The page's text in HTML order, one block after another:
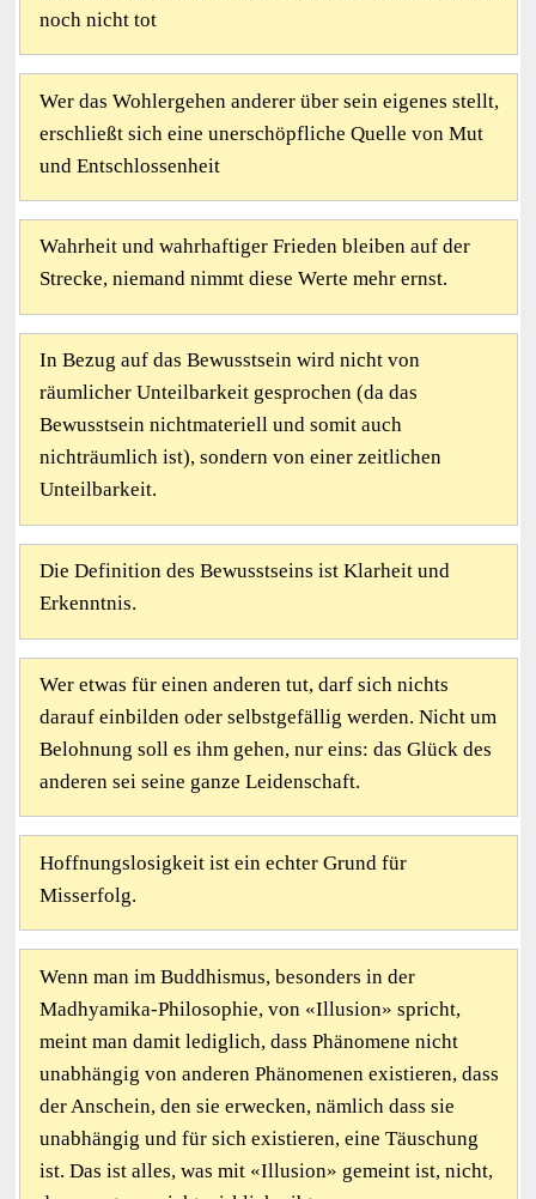
noch nicht tot
Wer das Wohlergehen anderer über sein eigenes stellt,
erschließt sich eine unerschöpfliche Quelle von Mut
und Entschlossenheit
Wahrheit und wahrhaftiger Frieden bleiben auf der
Strecke, niemand nimmt diese Werte mehr ernst.
In Bezug auf das Bewusstsein wird nicht von
räumlicher Unteilbarkeit gesprochen (da das
Bewusstsein nichtmateriell und somit auch
nichträumlich ist), sondern von einer zeitlichen
Unteilbarkeit.
Die Definition des Bewusstseins ist Klarheit und
Erkenntnis.
Wer etwas für einen anderen tut, darf sich nichts
darauf einbilden oder selbstgefällig werden. Nicht um
Belohnung soll es ihm gehen, nur eins: das Glück des
anderen sei seine ganze Leidenschaft.
Hoffnungslosigkeit ist ein echter Grund für
Misserfolg.
Wenn man im Buddhismus, besonders in der
Madhyamika-Philosophie, von «Illusion» spricht,
meint man damit lediglich, dass Phänomene nicht
unabhängig von anderen Phänomenen existieren, dass
der Anschein, den sie erwecken, nämlich dass sie
unabhängig und für sich existieren, eine Täuschung
ist. Das ist alles, was mit «Illusion» gemeint ist, nicht,